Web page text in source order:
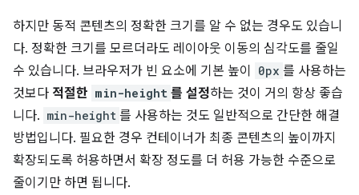
하지만 동적 콘텐츠의 정확한 크기를 알 수 없는 경우도 있습니
다. 정확한 크기를 모르더라도 레이아웃 이동의 심각도를 줄일
수 있습니다. 브라우저가 빈 요소에 기본 높이
0px 를 사용하는
것보다 적절한 min-height 를 설정하는 것이 거의 항상 좋습
니다. min-height 를 사용하는 것도 일반적으로 간단한 해결
방법입니다. 필요한 경우 컨테이너가 최종 콘텐츠의 높이까지
확장되도록 허용하면서 확장 정도를 더 허용 가능한 수준으로
줄이기만 하면 됩니다.